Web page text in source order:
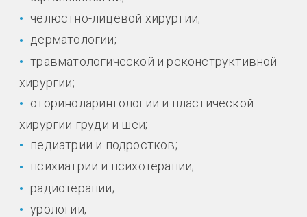
челюстно-лицевой хирургии;
дерматологии;
травматологической и реконструктивной
хирургии;
оториноларингологии и пластической
хирургии груди и шеи;
педиатрии и подростков;
психиатрии и психотерапии;
радиотерапии;
урологии;